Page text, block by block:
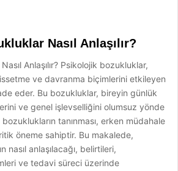
Nasıl Anlaşılır?
Anlaşılır? Psikolojik bozukluklar,
ve davranma biçimlerini etkileyen
eder. Bu bozukluklar, bireyin günlük
ve genel işlevselliğini olumsuz yönde
tanınması, erken müdahale
öneme sahiptir. Bu makalede,
nasıl anlaşılacağı, belirtileri,
ve tedavi süreci üzerinde